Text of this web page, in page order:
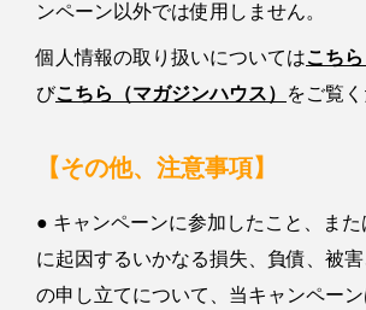
ンペーン以外では使用しません。
個人情報の取り扱いについてはこちら
びこちら（マガジンハウス） をご覧く
【その他、注意事項】
● キャンペーンに参加したこと、また
に起因するいかなる損失、負債、被
の申し立てについて、当キャンペー